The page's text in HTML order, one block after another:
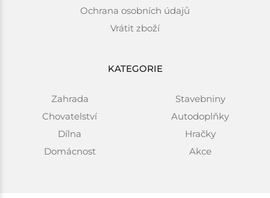
Ochrana osobních údajů
Vrátit zboží
KATEGORIE
Zahrada
Chovatelství
Dílna
Domácnost
Stavebniny
Autodoplňky
Hračky
Akce